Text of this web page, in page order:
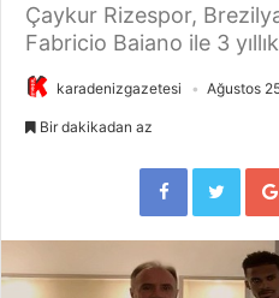
Çaykur Rizespor,
Fabricio Baiano ile 3
karadenizgazetesi Ağustos
Bir dakikadan az
Facebook